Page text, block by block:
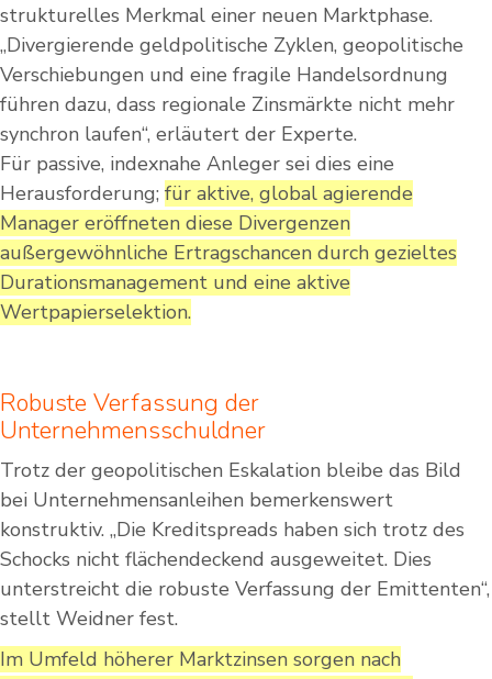
strukturelles Merkmal einer neuen Marktphase.
„Divergierende geldpolitische Zyklen, geopolitische
Verschiebungen und eine fragile Handelsordnung
führen dazu, dass regionale Zinsmärkte nicht mehr
synchron laufen“, erläutert der Experte.
Für passive, indexnahe Anleger sei dies eine
Herausforderung; für aktive, global agierende
Manager eröffneten diese Divergenzen
außergewöhnliche Ertragschancen durch gezieltes
Durationsmanagement und eine aktive
Wertpapierselektion.
Robuste Verfassung der
Unternehmensschuldner
Trotz der geopolitischen Eskalation bleibe das Bild
bei Unternehmensanleihen bemerkenswert
konstruktiv. „Die Kreditspreads haben sich trotz des
Schocks nicht flächendeckend ausgeweitet. Dies
unterstreicht die robuste Verfassung der Emittenten“,
stellt Weidner fest.
Im Umfeld höherer Marktzinsen sorgen nach